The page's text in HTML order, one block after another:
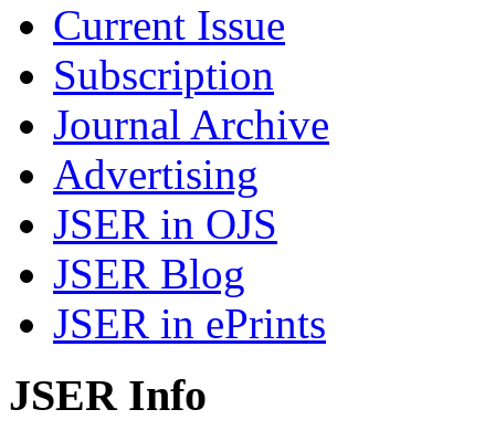
Current Issue
Subscription
Journal Archive
Advertising
JSER in OJS
JSER Blog
JSER in ePrints
JSER Info